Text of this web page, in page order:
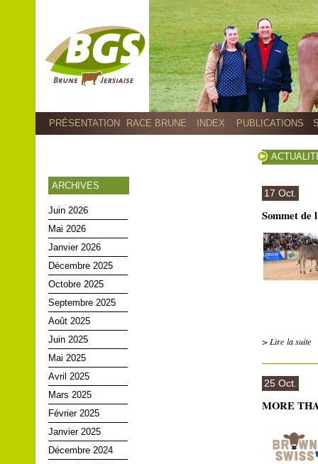
PRÉSENTATION RACE BRUNE INDEX PUBLICATIONS
ARCHIVES
Juin 2026
Mai 2026
Janvier 2026
Décembre 2025
Octobre 2025
Septembre 2025
Août 2025
Juin 2025
Mai 2025
Avril 2025
Mars 2025
Février 2025
Janvier 2025
Décembre 2024
17 Oct.
Sommet de
> Lire la suite
25 Oct.
MORE